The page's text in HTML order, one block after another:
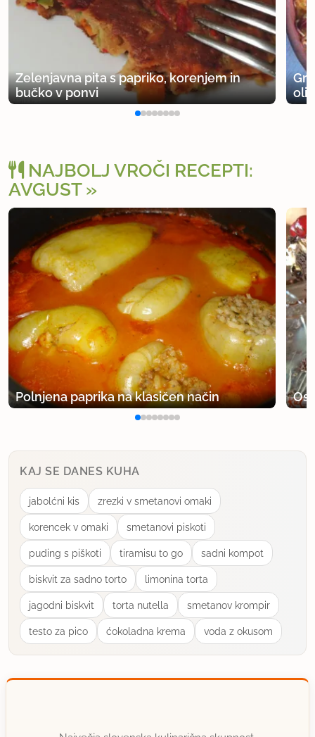
Zelenjavna pita s papriko, korenjem in
bučko v ponvi
NAJBOLJ VROČI RECEPTI:
AVGUST
Polnjena paprika na klasičen način
KAJ SE DANES KUHA
jabolćni kis zrezki v smetanovi omaki
korencek v omaki smetanovi piskoti
puding s piškoti tiramisu to go sadni kompot
biskvit za sadno torto limonina torta
jagodni biskvit torta nutella smetanov krompir
testo za pico ćokoladna krema voda z okusom